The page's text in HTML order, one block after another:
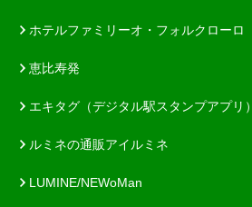
ホテルファミリーオ・フォルクローロ
恵比寿発
エキタグ（デジタル駅スタンプアプリ）
ルミネの通販アイルミネ
LUMINE/NEWoMan